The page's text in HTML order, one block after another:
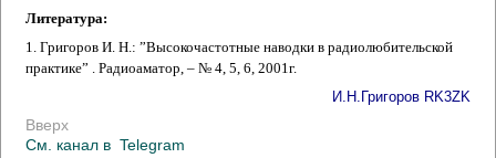
Литература:
1. Григоров И. Н.: ”Высокочастотные наводки в радиолюбительской
практике” . Радиоаматор, – № 4, 5, 6, 2001г.
И.Н.Григоров RK3ZK
Вверх
См. канал в Telegram